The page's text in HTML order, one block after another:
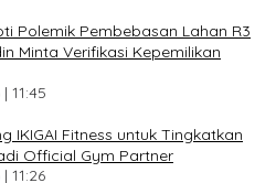
Polemik Pembebasan Lahan R3
Minta Verifikasi Kepemilikan
11:45
IKIGAI Fitness untuk Tingkatkan
Official Gym Partner
11:26